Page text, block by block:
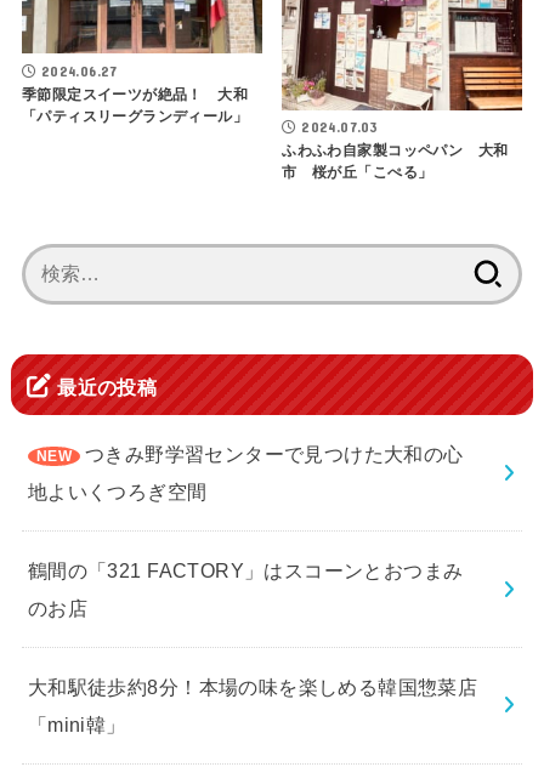
2024.06.27
季節限定スイーツが絶品！ 大和
「パティスリーグランディール」
2024.07.03
ふわふわ自家製コッペパン 大和
市 桜が丘「こぺる」
索:
最近の投稿
つきみ野学習センターで見つけた大和の心
地よいくつろぎ空間
鶴間の「321 FACTORY」はスコーンとおつまみ
のお店
大和駅徒歩約8分！本場の味を楽しめる韓国惣菜店
「mini韓」